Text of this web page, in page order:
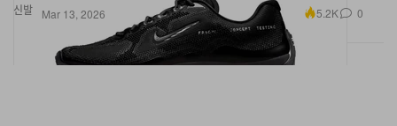
신발 Mar 13, 2026 5.2K 0